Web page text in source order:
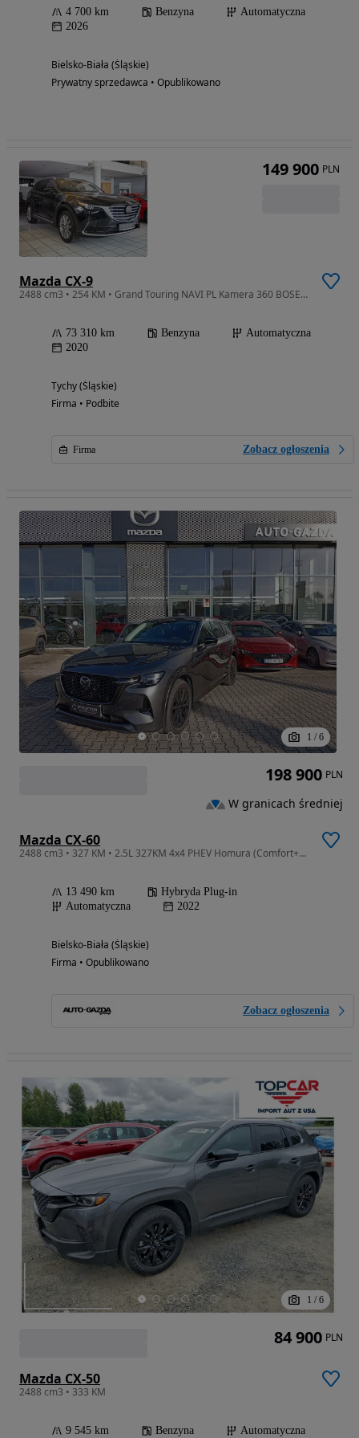
4 700 km Benzyna
Automatyczna
2026
Bielsko-Biała (Śląskie)
Prywatny sprzedawca • Opublikowano
Mazda CX-9
2488 cm3 • 254 KM • Grand Touring NAVI PL Kamera 360 BOSE HUD Aktywny Tempomat FV23%
73 310 km Benzyna
Automatyczna
2020
Tychy (Śląskie)
Firma • Podbite
Firma Zobacz ogłoszenia
149 900 PLN
1 / 6
Mazda CX-60
2488 cm3 • 327 KM • 2.5L 327KM 4x4 PHEV Homura (Comfort+Conv&Sound+Driver+Dach) FV23%
13 490 km
Hybryda Plug-in
Automatyczna
2022
Bielsko-Biała (Śląskie)
Firma • Opublikowano
Zobacz ogłoszenia
198 900 PLN
W granicach średniej
1 / 6
Mazda CX-50
2488 cm3 • 333 KM
9 545 km Benzyna
Automatyczna
84 900 PLN